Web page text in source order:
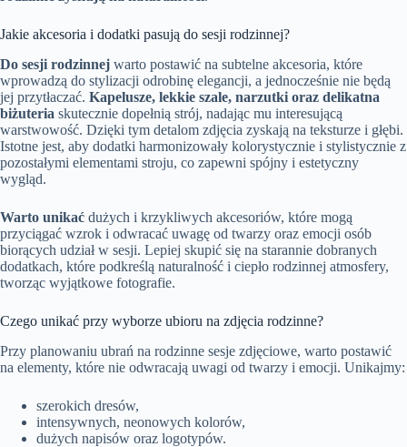
Jakie akcesoria i dodatki pasują do sesji rodzinnej?
Do sesji rodzinnej warto postawić na subtelne akcesoria, które
wprowadzą do stylizacji odrobinę elegancji, a jednocześnie nie będą
jej przytłaczać. Kapelusze, lekkie szale, narzutki oraz delikatna
biżuteria skutecznie dopełnią strój, nadając mu interesującą
warstwowość. Dzięki tym detalom zdjęcia zyskają na teksturze i głębi.
Istotne jest, aby dodatki harmonizowały kolorystycznie i stylistycznie z
pozostałymi elementami stroju, co zapewni spójny i estetyczny
wygląd.
Warto unikać dużych i krzykliwych akcesoriów, które mogą
przyciągać wzrok i odwracać uwagę od twarzy oraz emocji osób
biorących udział w sesji. Lepiej skupić się na starannie dobranych
dodatkach, które podkreślą naturalność i ciepło rodzinnej atmosfery,
tworząc wyjątkowe fotografie.
Czego unikać przy wyborze ubioru na zdjęcia rodzinne?
Przy planowaniu ubrań na rodzinne sesje zdjęciowe, warto postawić
na elementy, które nie odwracają uwagi od twarzy i emocji. Unikajmy:
szerokich dresów,
intensywnych, neonowych kolorów,
dużych napisów oraz logotypów.